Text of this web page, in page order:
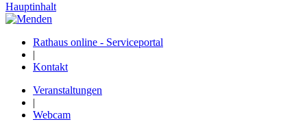
Hauptinhalt
Rathaus online - Serviceportal
|
Kontakt
Veranstaltungen
|
Webcam